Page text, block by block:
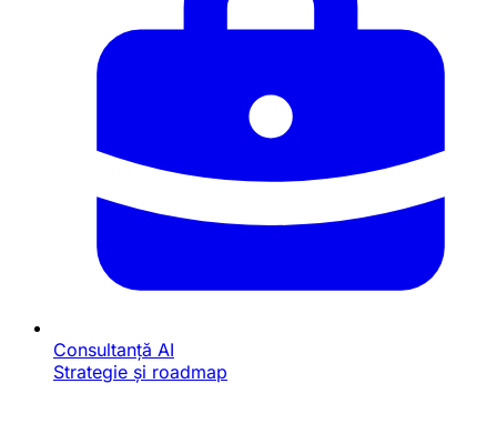
Consultanță AI
Strategie și roadmap